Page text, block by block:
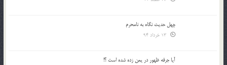
چهل حدیث نگاه به نامحرم
آیا جرقه ظهور در یمن زده شده است ؟!